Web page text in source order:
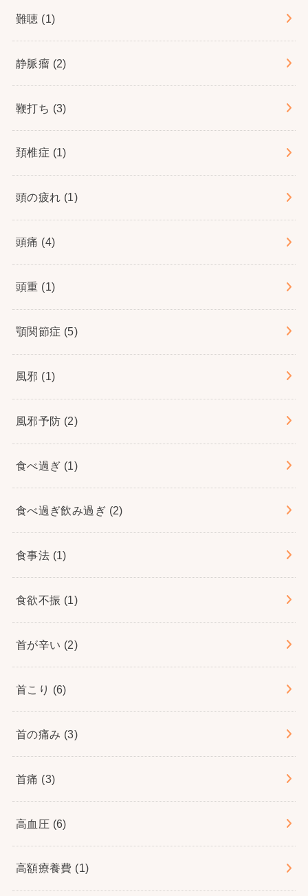
難聴 (1)
静脈瘤 (2)
鞭打ち (3)
頚椎症 (1)
頭の疲れ (1)
頭痛 (4)
頭重 (1)
顎関節症 (5)
風邪 (1)
風邪予防 (2)
食べ過ぎ (1)
食べ過ぎ飲み過ぎ (2)
食事法 (1)
食欲不振 (1)
首が辛い (2)
首こり (6)
首の痛み (3)
首痛 (3)
高血圧 (6)
高額療養費 (1)